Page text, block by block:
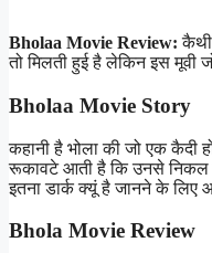
Bholaa Movie Review:
तो मिलती हुई है लेकिन इस मूवी
Bholaa Movie Story
कहानी है भोला की जो एक कैदी
रूकावटे आती है कि उनसे निकल
इतना डार्क क्यूं है जानने के लिए
Bhola Movie Review